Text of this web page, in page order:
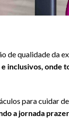
de qualidade da
inclusivos, onde
para cuidar de
a jornada